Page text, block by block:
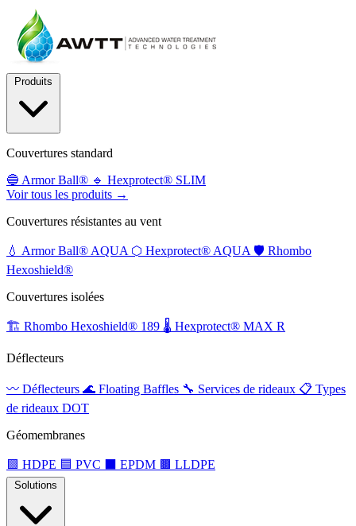
Couvertures standard
🔵 Armor Ball® 🔹 Hexprotect® SLIM
Voir tous les produits →
Couvertures résistantes au vent
💧 Armor Ball® AQUA ⬡ Hexprotect® AQUA 🛡️ Rhombo
Hexoshield®
Couvertures isolées
🏗️ Rhombo Hexoshield® 189 🌡️ Hexprotect® MAX R
Déflecteurs
〰️ Déflecteurs 🌊 Floating Baffles 🔧 Services de rideaux 📋 Types
de rideaux DOT
Géomembranes
🟩 HDPE 🟦 PVC EPDM 🟫 LLDPE